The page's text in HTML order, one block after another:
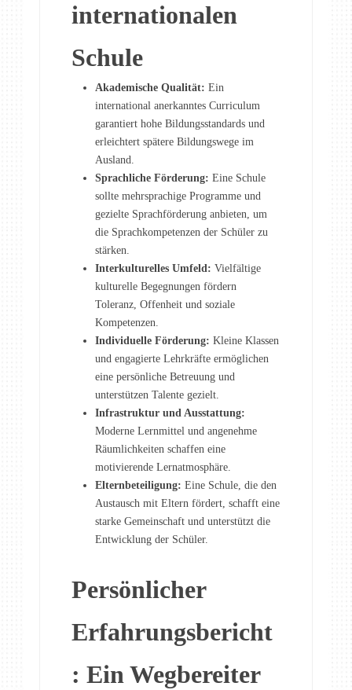
internationalen
Schule
Akademische Qualität: Ein
international anerkanntes Curriculum
garantiert hohe Bildungsstandards und
erleichtert spätere Bildungswege im
Ausland.
Sprachliche Förderung: Eine Schule
sollte mehrsprachige Programme und
gezielte Sprachförderung anbieten, um
die Sprachkompetenzen der Schüler zu
stärken.
Interkulturelles Umfeld: Vielfältige
kulturelle Begegnungen fördern
Toleranz, Offenheit und soziale
Kompetenzen.
Individuelle Förderung: Kleine Klassen
und engagierte Lehrkräfte ermöglichen
eine persönliche Betreuung und
unterstützen Talente gezielt.
Infrastruktur und Ausstattung:
Moderne Lernmittel und angenehme
Räumlichkeiten schaffen eine
motivierende Lernatmosphäre.
Elternbeteiligung: Eine Schule, die den
Austausch mit Eltern fördert, schafft eine
starke Gemeinschaft und unterstützt die
Entwicklung der Schüler.
Persönlicher
Erfahrungsbericht
: Ein Wegbereiter